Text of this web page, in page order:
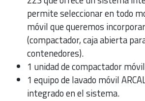
permite seleccionar en todo
móvil que queremos
(compactador, caja abierta
contenedores).
1 unidad de compactador
1 equipo de lavado móvil
integrado en el sistema.